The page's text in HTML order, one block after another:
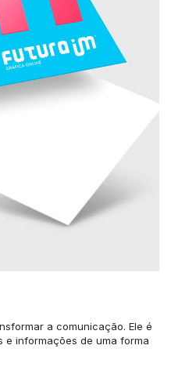
a comunicação. Ele é
e informações de uma forma